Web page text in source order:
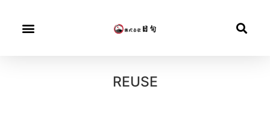
REUSE